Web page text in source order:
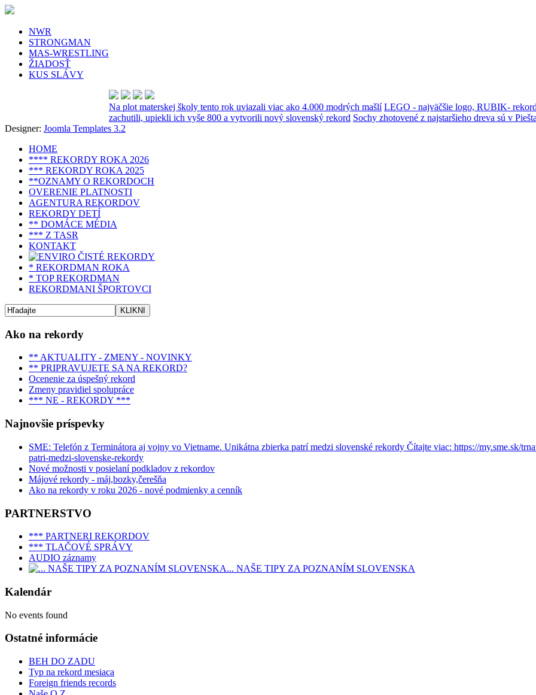
NWR
STRONGMAN
MAS-WRESTLING
ŽIADOSŤ
KUS SLÁVY
Na plot materskej školy tento rok uviazali viac ako 4.000 modrých mašlí LEGO - najväčšie logo, RUBIK-
zachutili, upiekli ich vyše 800 a vytvorili nový slovenský rekord Sochy zhotovené z najstaršieho dreva sú v
Designer: Joomla Templates 3.2
HOME
**** REKORDY ROKA 2026
*** REKORDY ROKA 2025
**OZNAMY O REKORDOCH
OVERENIE PLATNOSTI
AGENTURA REKORDOV
REKORDY DETÍ
** DOMÁCE MÉDIA
*** Z TASR
KONTAKT
* REKORDMAN ROKA
* TOP REKORDMAN
REKORDMANI ŠPORTOVCI
Ako na rekordy
** AKTUALITY - ZMENY - NOVINKY
** PRIPRAVUJETE SA NA REKORD?
Ocenenie za úspešný rekord
Zmeny pravidiel spolupráce
*** NE - REKORDY ***
Najnovšie príspevky
SME: Telefón z Terminátora aj vojny vo Vietname. Unikátna zbierka patrí medzi slovenské rekordy Čítajte viac: https://my.sme.sk/
patri-medzi-slovenske-rekordy
Nové možnosti v posielaní podkladov z rekordov
Májové rekordy - máj,bozky,čerešňa
Ako na rekordy v roku 2026 - nové podmienky a cenník
PARTNERSTVO
*** PARTNERI REKORDOV
*** TLAČOVÉ SPRÁVY
AUDIO záznamy
... NAŠE TIPY ZA POZNANÍM SLOVENSKA
Kalendár
No events found
Ostatné informácie
BEH DO ZADU
Typ na rekord mesiaca
Foreign friends records